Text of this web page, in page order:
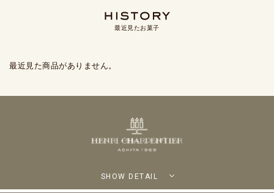
最近見たお菓子
最近見た商品がありません。
SHOW DETAIL